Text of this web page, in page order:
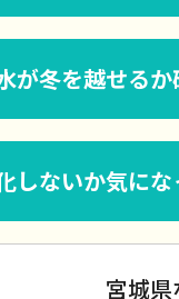
が冬を越せる
しないか気にな
宮城